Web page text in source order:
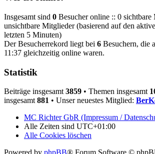
Insgesamt sind 0 Besucher online :: 0
unsichtbare Mitglieder (basierend auf den
letzten 5 Minuten)
Der Besucherrekord liegt bei 6 Besuchern, die
11:37 gleichzeitig online waren.
Statistik
Beiträge insgesamt 3859 • Themen insgesamt
insgesamt 881 • Unser neuestes Mitglied:
MC Richter GbR (Impressum /
Alle Zeiten sind UTC+01:00
Alle Cookies löschen